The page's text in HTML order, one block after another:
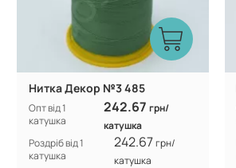
Нитка Декор №3 485
Опт від 1
катушка
242.67грн/
катушка
Роздріб від 1
катушка
242.67грн/
катушка